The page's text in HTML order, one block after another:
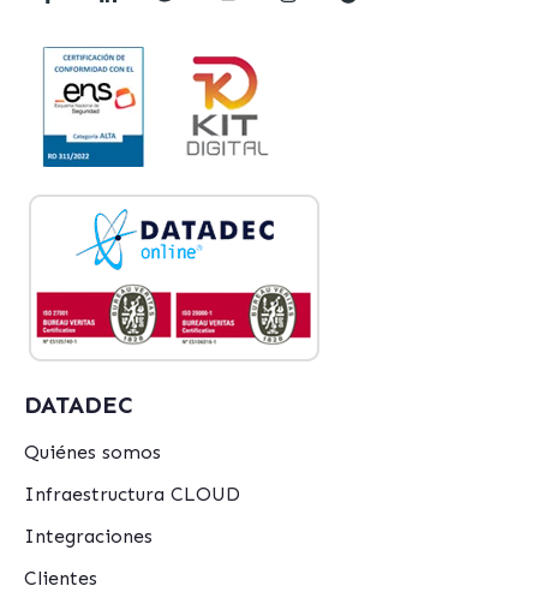
DATADEC
Quiénes somos
Infraestructura CLOUD
Integraciones
Clientes